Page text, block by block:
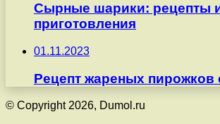
Сырные шарики: рецепты
приготовления
01.11.2023
Рецепт жареных пирожков
© Copyright 2026, Dumol.ru